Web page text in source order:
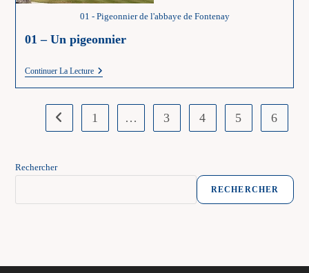
01 - Pigeonnier de l'abbaye de Fontenay
01 – Un pigeonnier
Continuer La Lecture01
Pigeonnier
Go to the previous page
1 … 3 4 5 6
Rechercher
RECHERCHER